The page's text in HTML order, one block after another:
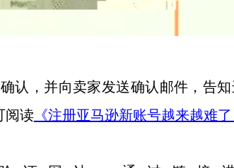
认，并向卖家发送确认邮件，告
阅读 《注册亚马逊新账号越来越难